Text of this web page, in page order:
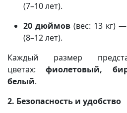
(7–10 лет).
20 дюймов (вес: 13 кг)
(8–12 лет).
Каждый размер
цветах:фиолетовый,
белый.
2. Безопасность и удобство